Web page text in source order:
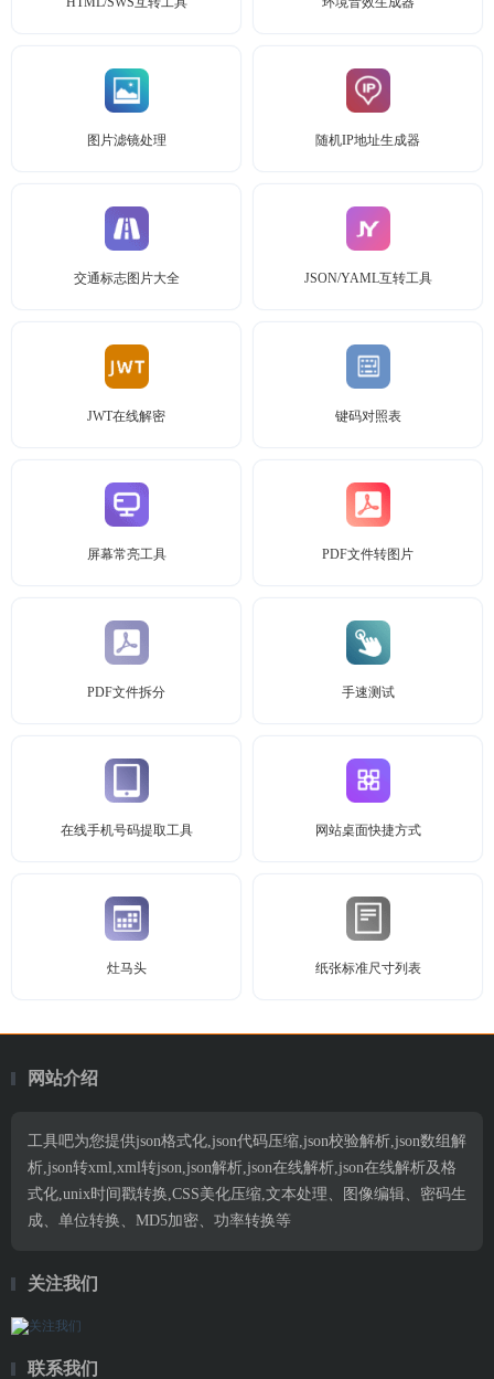
图片滤镜处理 随机IP地址生成器
交通标志图片大全 JSON/YAML互转工具
JWT在线解密 键码对照表
屏幕常亮工具 PDF文件转图片
PDF文件拆分 手速测试
在线手机号码提取工具 网站桌面快捷方式
灶马头 纸张标准尺寸列表
网站介绍
工具吧为您提供json格式化,json代码压缩,json校验解析,json数组解
析,json转xml,xml转json,json解析,json在线解析,json在线解析及格
式化,unix时间戳转换,CSS美化压缩,文本处理、图像编辑、密码生
成、单位转换、MD5加密、功率转换等
关注我们
联系我们